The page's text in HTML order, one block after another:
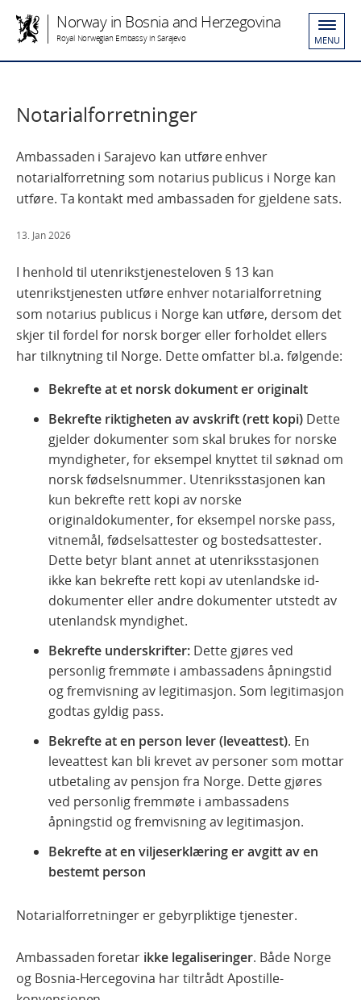
Norway in Bosnia and Herzegovina
Royal Norwegian Embassy in Sarajevo MENU
Notarialforretninger
Ambassaden i Sarajevo kan utføre enhver
notarialforretning som notarius publicus i Norge kan
utføre. Ta kontakt med ambassaden for gjeldene sats.
13. Jan 2026
I henhold til utenrikstjenesteloven § 13 kan
utenrikstjenesten utføre enhver notarialforretning
som notarius publicus i Norge kan utføre, dersom det
skjer til fordel for norsk borger eller forholdet ellers
har tilknytning til Norge. Dette omfatter bl.a. følgende:
Bekrefte at et norsk dokument er originalt
Bekrefte riktigheten av avskrift (rett kopi) Dette
gjelder dokumenter som skal brukes for norske
myndigheter, for eksempel knyttet til søknad om
norsk fødselsnummer. Utenriksstasjonen kan
kun bekrefte rett kopi av norske
originaldokumenter, for eksempel norske pass,
vitnemål, fødselsattester og bostedsattester.
Dette betyr blant annet at utenriksstasjonen
ikke kan bekrefte rett kopi av utenlandske id-
dokumenter eller andre dokumenter utstedt av
utenlandsk myndighet.
Bekrefte underskrifter: Dette gjøres ved
personlig fremmøte i ambassadens åpningstid
og fremvisning av legitimasjon. Som legitimasjon
godtas gyldig pass.
Bekrefte at en person lever (leveattest). En
leveattest kan bli krevet av personer som mottar
utbetaling av pensjon fra Norge. Dette gjøres
ved personlig fremmøte i ambassadens
åpningstid og fremvisning av legitimasjon.
Bekrefte at en viljeserklæring er avgitt av en
bestemt person
Notarialforretninger er gebyrpliktige tjenester.
Ambassaden foretar ikke legaliseringer. Både Norge
og Bosnia-Hercegovina har tiltrådt Apostille-